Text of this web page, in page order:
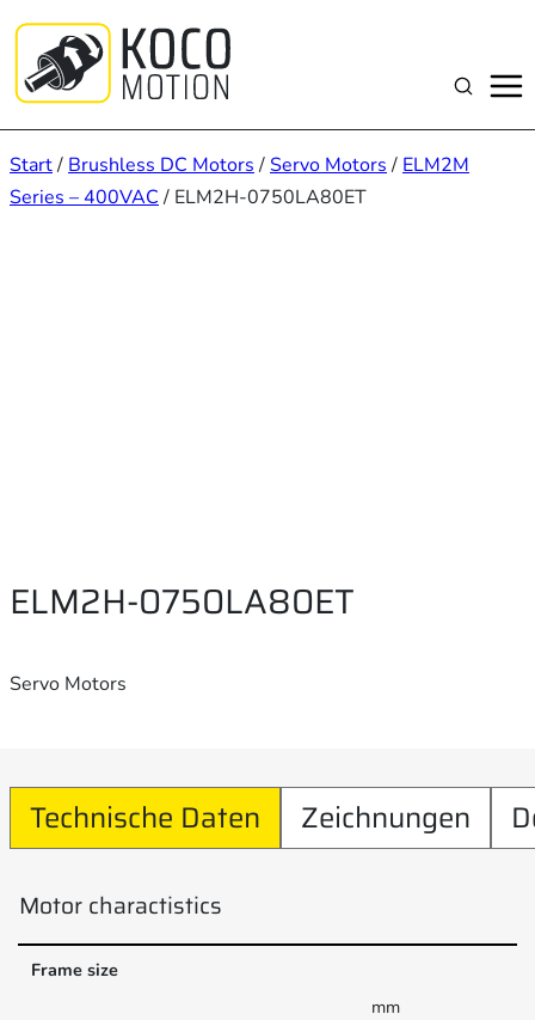
Inhalt
springen
Suchen
Start/ Brushless DC Motors /Servo Motors / ELM2M
Series – 400VAC / ELM2H-0750LA80ET
ELM2H-0750LA80ET
Servo Motors
Technische Daten Zeichnungen
Motor charactistics
Frame size
mm